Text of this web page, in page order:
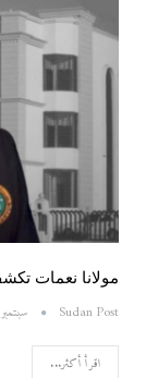
مولانا نعمات
Sudan Post سبتمبر 20, 2020
اقرأ أكثر...